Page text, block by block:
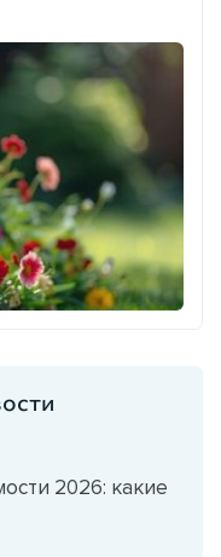
2026: какие